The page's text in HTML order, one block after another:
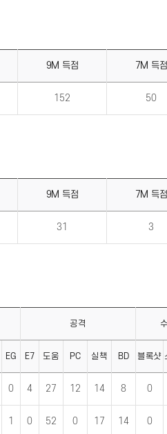
9M 득점 7M 득점
152 50
9M 득점 7M 득점
31 3
공격
EG E7 도움 PC 실책 BD 블록샷
0 4 27 12 14 8 0
1 0 52 0 17 14 0